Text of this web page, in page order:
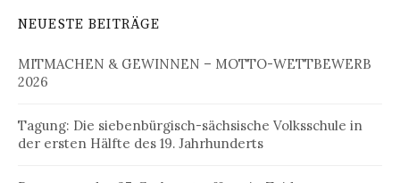
NEUESTE BEITRÄGE
MITMACHEN & GEWINNEN – MOTTO-WETTBEWERB
2026
Tagung: Die siebenbürgisch-sächsische Volksschule in
der ersten Hälfte des 19. Jahrhunderts